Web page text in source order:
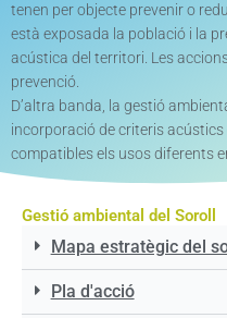
tenen per objecte prevenir o
està exposada la població i la
acústica del territori. Les
prevenció.
D’altra banda, la gestió
incorporació de criteris
compatibles els usos diferents
Gestió ambiental del Soroll
Mapa estratègic del
Pla d'acció